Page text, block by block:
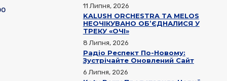
KALUSH ORCHESTRA ТА MELOS
НЕОЧІКУВАНО ОБ’ЄДНАЛИСЯ У
ТРЕКУ «ОЧІ»
11 Липня, 2026
Радіо Респект По-Новому:
Зустрічайте Оновлений Сайт
8 Липня, 2026
6 Липня, 2026